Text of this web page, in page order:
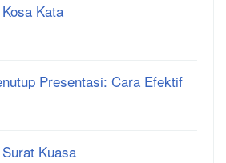
Kata
Presentasi: Cara Efektif
Kuasa